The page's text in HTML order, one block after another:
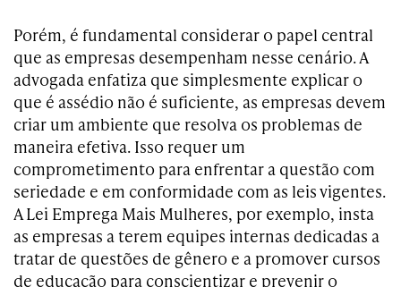
Porém, é fundamental considerar o papel central
que as empresas desempenham nesse cenário. A
advogada enfatiza que simplesmente explicar o
que é assédio não é suficiente, as empresas devem
criar um ambiente que resolva os problemas de
maneira efetiva. Isso requer um
comprometimento para enfrentar a questão com
seriedade e em conformidade com as leis vigentes.
A Lei Emprega Mais Mulheres, por exemplo, insta
as empresas a terem equipes internas dedicadas a
tratar de questões de gênero e a promover cursos
de educação para conscientizar e prevenir o